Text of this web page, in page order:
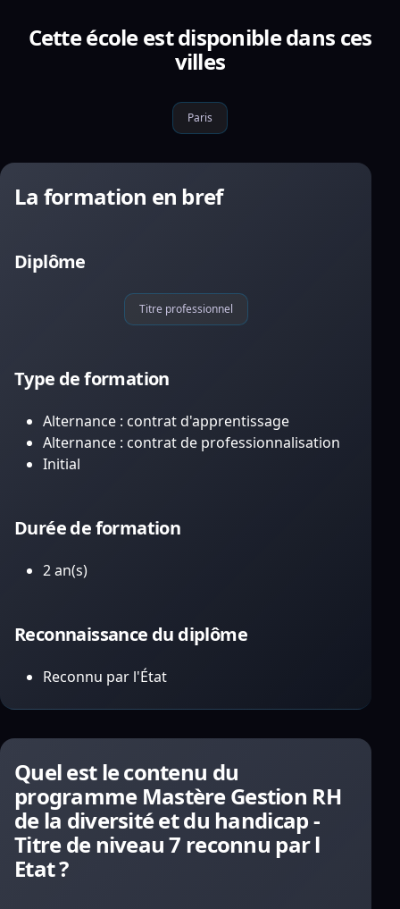
Cette école est disponible dans ces
villes
Paris
La formation en bref
Diplôme
Titre professionnel
Type de formation
Alternance : contrat d'apprentissage
Alternance : contrat de professionnalisation
Initial
Durée de formation
2 an(s)
Reconnaissance du diplôme
Reconnu par l'État
Quel est le contenu du
programme Mastère Gestion RH
de la diversité et du handicap -
Titre de niveau 7 reconnu par l
Etat ?